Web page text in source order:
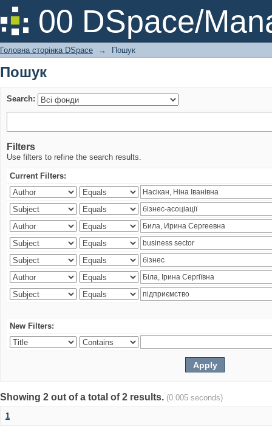
00 DSpace/
Пошук
Головна сторінка DSpace → Пошук
Пошук
Search:
Filters
Use filters to refine the search results.
Current Filters:
New Filters:
Showing 2 out of a total of 2 results. (0.005 seconds)
1